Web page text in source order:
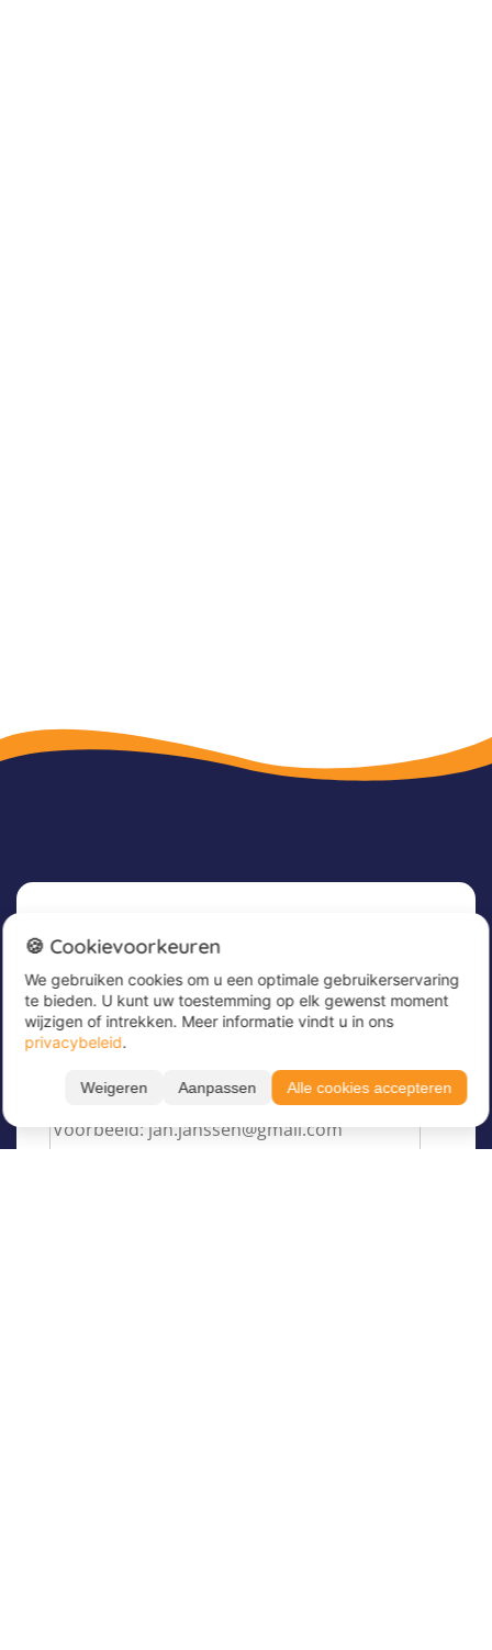
Nieuwsbrief
Meld u nu aan voor onze nieuwsbrief om
geweldige aanbiedingen te ontvangen en op de
hoogte te blijven!
Voer hier uw e-mailadres in*
🍪 Cookievoorkeuren
We gebruiken cookies om u een optimale gebruikerservaring
te bieden. U kunt uw toestemming op elk gewenst moment
wijzigen of intrekken. Meer informatie vindt u in ons
privacybeleid.
Weigeren Aanpassen Alle cookies accepteren